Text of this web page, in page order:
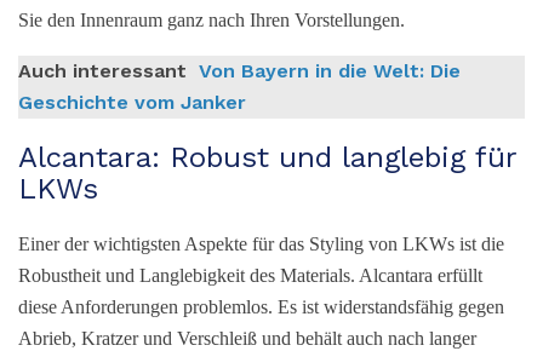
Sie den Innenraum ganz nach Ihren Vorstellungen.
Auch interessant Von Bayern in die Welt: Die
Geschichte vom Janker
Alcantara: Robust und langlebig für
LKWs
Einer der wichtigsten Aspekte für das Styling von LKWs ist die
Robustheit und Langlebigkeit des Materials. Alcantara erfüllt
diese Anforderungen problemlos. Es ist widerstandsfähig gegen
Abrieb, Kratzer und Verschleiß und behält auch nach langer